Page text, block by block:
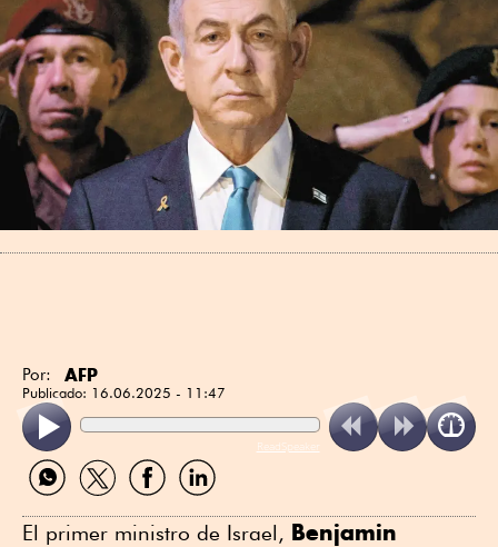
Por: AFP
Publicado: 16.06.2025 - 11:47
ReadSpeaker
Compartir
por
Compartir
por
Compartir
por
Compartir
por
El primer ministro de Israel, Benjamin